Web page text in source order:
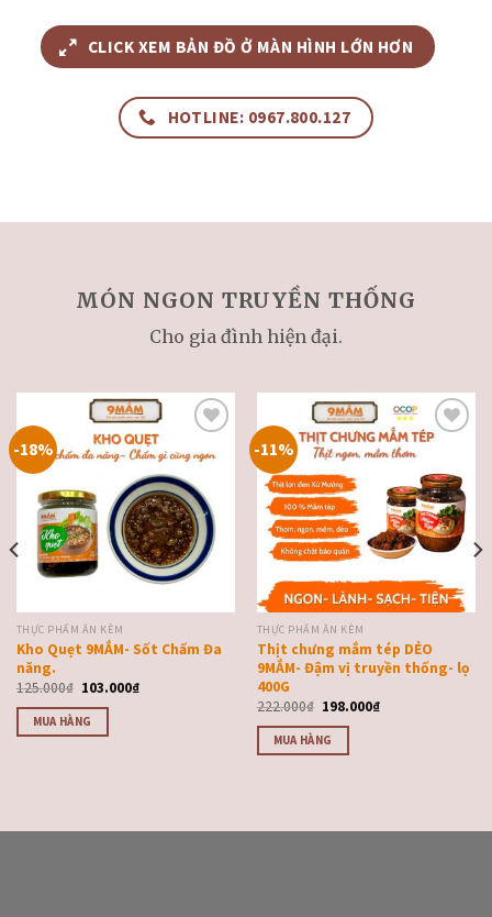
CLICK XEM BẢN ĐỒ Ở MÀN HÌNH LỚN HƠN
HOTLINE: 0967.800.127
MÓN NGON TRUYỀN THỐNG
Cho gia đình hiện đại.
-18%
vào
đơn
yêu
thích
THỰC PHẨM ĂN KÈM
Kho Quẹt 9MẮM- Sốt Chấm Đa
năng.
125.000₫ 103.000₫
MUA HÀNG
-11%
thực
đơn
yêu
thích
THỰC PHẨM ĂN KÈM
Thịt chưng mắm tép DẺO
9MẮM- Đậm vị truyền thống- lọ
400G
222.000₫ 198.000₫
MUA HÀNG